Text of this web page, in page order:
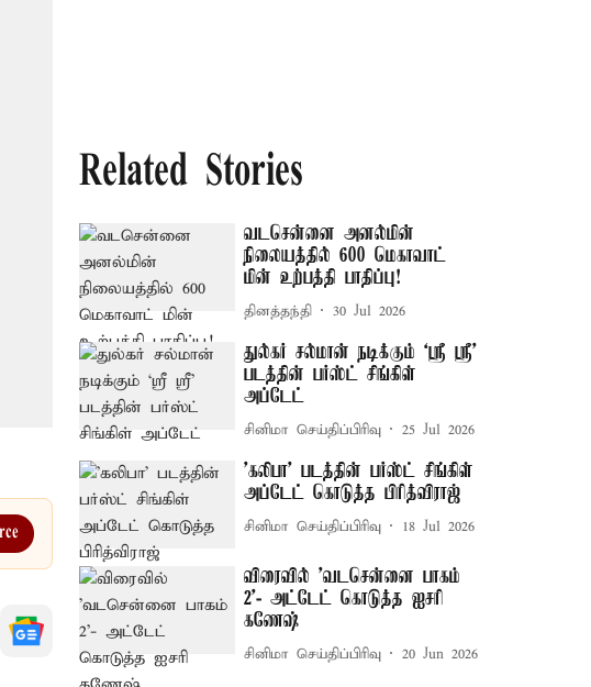
Related Stories
வடசென்னை அனல்மின்
நிலையத்தில் 600 மெகாவாட்
மின் உற்பத்தி பாதிப்பு!
தினத்தந்தி 30 Jul 2026
துல்கர் சல்மான் நடிக்கும் `ஸ்ரீ ஸ்ரீ'
படத்தின் பர்ஸ்ட் சிங்கிள்
அப்டேட்
சினிமா செய்திப்பிரிவு 25 Jul 2026
'கலிபா' படத்தின் பர்ஸ்ட் சிங்கிள்
அப்டேட் கொடுத்த பிரித்விராஜ்
சினிமா செய்திப்பிரிவு 18 Jul 2026
விரைவில் 'வடசென்னை பாகம்
2'- அட்டேட் கொடுத்த ஐசரி
கணேஷ்
சினிமா செய்திப்பிரிவு 20 Jun 2026